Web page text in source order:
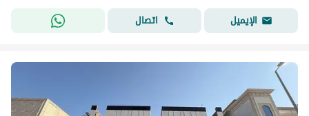
الإيميل
اتصال